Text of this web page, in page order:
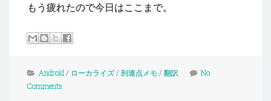
もう疲れたので今日はここまで。
Android/ ローカライズ/ 到達点メモ/ 翻訳
No
Comments